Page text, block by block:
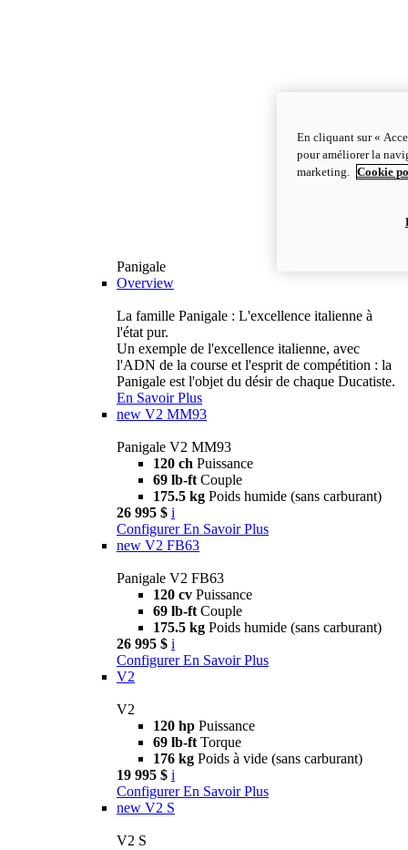
Panigale
Overview
La famille Panigale : L'excellence italienne à
l'état pur.
Un exemple de l'excellence italienne, avec
l'ADN de la course et l'esprit de compétition : la
Panigale est l'objet du désir de chaque Ducatiste.
En Savoir Plus
new V2 MM93
Panigale V2 MM93
120 ch Puissance
69 lb-ft Couple
175.5 kg Poids humide (sans carburant)
26 995 $ i
Configurer En Savoir Plus
new V2 FB63
Panigale V2 FB63
120 cv Puissance
69 lb-ft Couple
175.5 kg Poids humide (sans carburant)
26 995 $ i
Configurer En Savoir Plus
V2
V2
120 hp Puissance
69 lb-ft Torque
176 kg Poids à vide (sans carburant)
19 995 $ i
Configurer En Savoir Plus
new V2 S
V2 S
En cliquant sur «
pour améliorer la
marketing.
Cookie